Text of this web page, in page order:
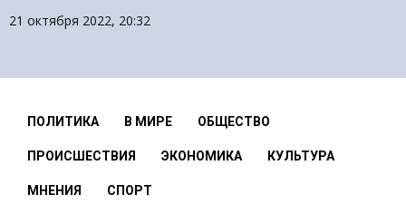
21 октября 2022, 20:32
ПОЛИТИКА В МИРЕ ОБЩЕСТВО
ПРОИСШЕСТВИЯ ЭКОНОМИКА КУЛЬТУРА
МНЕНИЯ СПОРТ